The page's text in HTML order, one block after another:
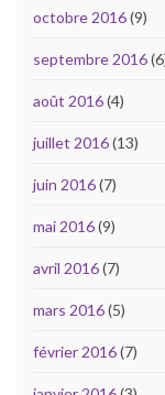
octobre 2016(9)
septembre 2016
août 2016(4)
juillet 2016(13)
juin 2016(7)
mai 2016(9)
avril 2016(7)
mars 2016(5)
février 2016(7)